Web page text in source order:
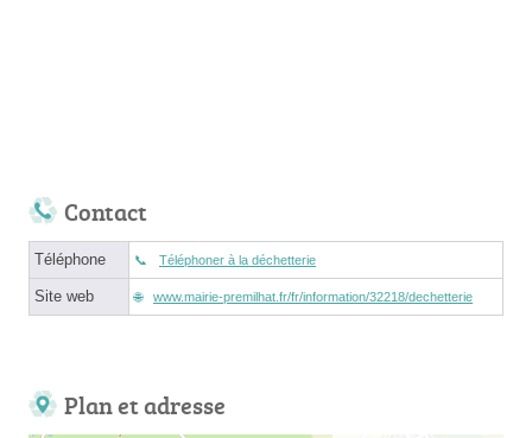
Contact
Téléphone Téléphoner à la déchetterie
Site web www.mairie-premilhat.fr/fr/information/32218/dechetterie
Plan et adresse